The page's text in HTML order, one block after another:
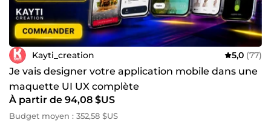
Kayti_creation 5,0 (77)
Je vais designer votre application mobile dans une
maquette UI UX complète
À partir de 94,08 $US
Budget moyen : 352,58 $US